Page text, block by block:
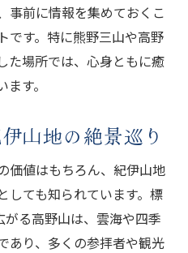
事前に情報を集めておくこ
です。特に熊野三山や高野
た場所では、心身ともに癒
す。
山地の絶景巡り
価値はもちろん、紀伊山地
しても知られています。標
る高野山は、雲海や四季
あり、多くの参拝者や観光